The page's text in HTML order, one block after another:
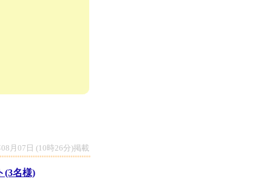
月07日 (10時26分)掲載
(3名様)